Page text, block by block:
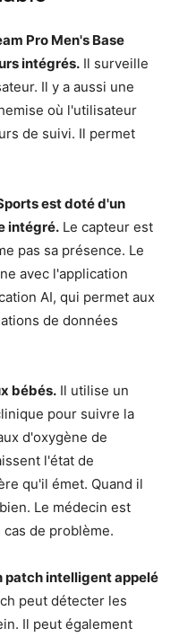
Pro Men's Base
intégrés. Il surveille
Il y a aussi une
où l'utilisateur
de suivi. Il permet
est doté d'un
intégré. Le capteur est
pas sa présence. Le
avec l'application
AI, qui permet aux
de données
bébés. Il utilise un
pour suivre la
d'oxygène de
l'état de
qu'il émet. Quand il
Le médecin est
de problème.
patch intelligent appelé
peut détecter les
Il peut également